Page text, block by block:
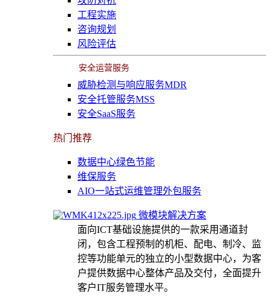
工程实施
咨询规划
风险评估
安全运营服务
威胁检测与响应服务MDR
安全托管服务MSS
安全SaaS服务
热门推荐
数据中心绿色节能
维保服务
AIO一站式运维管理外包服务
微模块解决方案
面向ICT基础设施提供的一款采用通道封
闭，包含工程预制的机柜、配电、制冷、监
控等功能单元的独立的小型数据中心，为客
户提供数据中心整体产品及交付，全面提升
客户IT服务管理水平。